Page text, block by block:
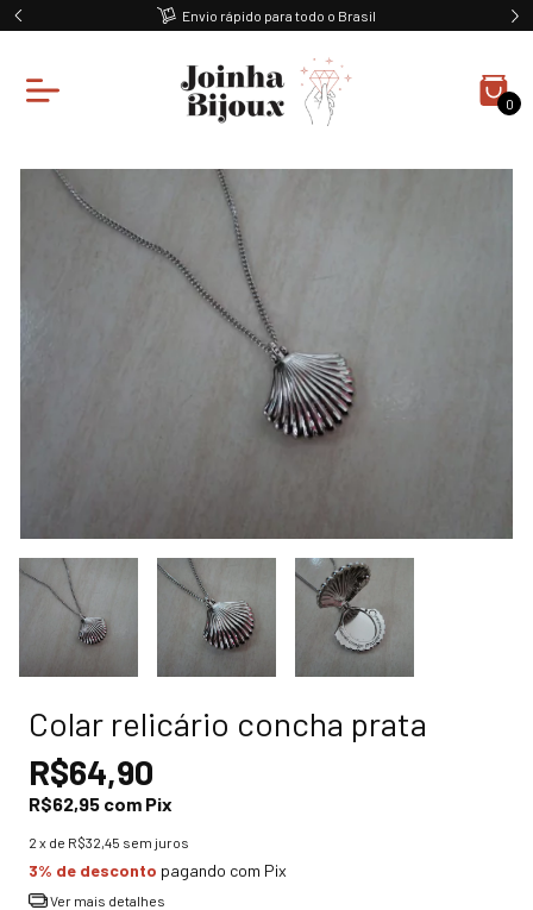
Envio rápido para todo o Brasil
0
Colar relicário concha prata
R$64,90
R$62,95 com Pix
2 x de R$32,45 sem juros
3% de desconto pagando com Pix
Ver mais detalhes